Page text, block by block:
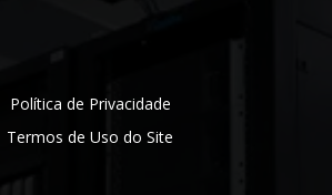
Política de Privacidade
Termos de Uso do Site